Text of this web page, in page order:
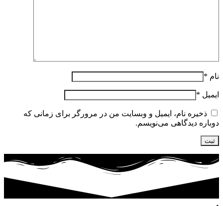
نام *
ایمیل *
ذخیره نام، ایمیل و وبسایت من در مرورگر برای زمانی که
دوباره دیدگاهی می‌نویسم.